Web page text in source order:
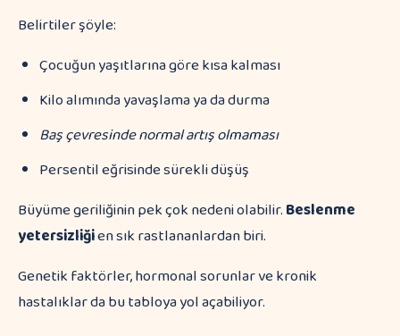
Belirtiler şöyle:
Çocuğun yaşıtlarına göre kısa kalması
Kilo alımında yavaşlama ya da durma
Baş çevresinde normal artış olmaması
Persentil eğrisinde sürekli düşüş
Büyüme geriliğinin pek çok nedeni olabilir.Beslenme
yetersizliğien sık rastlananlardan biri.
Genetik faktörler, hormonal sorunlar ve kronik
hastalıklar da bu tabloya yol açabiliyor.